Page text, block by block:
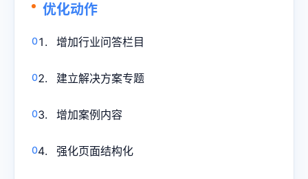
优化动作
增加行业问答栏目
建立解决方案专题
增加案例内容
强化页面结构化